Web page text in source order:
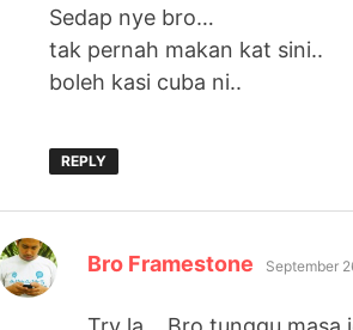
Sedap nye bro…
tak pernah makan kat sini..
boleh kasi cuba ni..
REPLY
Bro Framestone says:
September